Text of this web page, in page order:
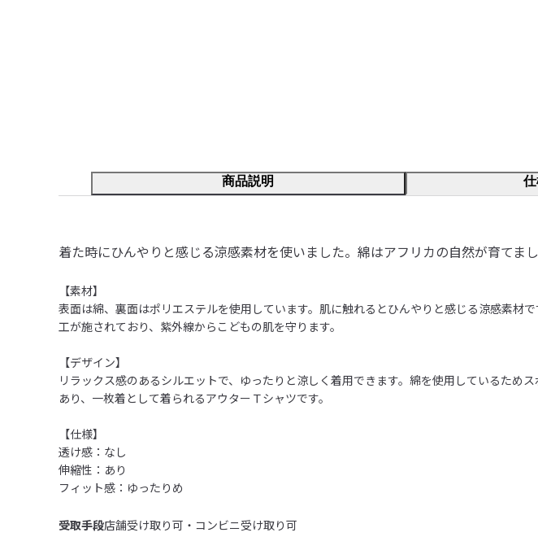
商品説明
着た時にひんやりと感じる涼感素材を使いました。綿はアフリカの自然が育てまし
【素材】
表面は綿、裏面はポリエステルを使用しています。肌に触れるとひんやりと感じる涼感素材
工が施されており、紫外線からこどもの肌を守ります。
【デザイン】
リラックス感のあるシルエットで、ゆったりと涼しく着用できます。綿を使用しているため
あり、一枚着として着られるアウターＴシャツです。
【仕様】
透け感：なし
伸縮性：あり
フィット感：ゆったりめ
受取手段店舗受け取り可・コンビニ受け取り可